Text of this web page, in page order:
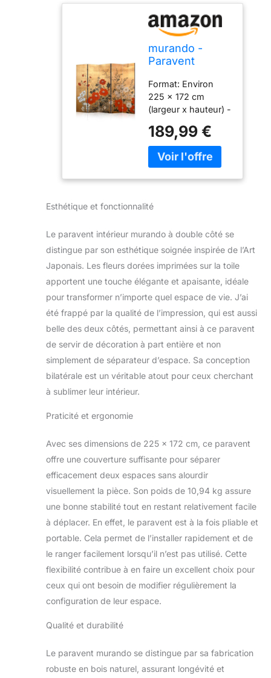
murando -
Paravent
Intérieur à
Deux Côtés,
Fleurs, 225x172
cm
Format: Environ
225 x 172 cm
(largeur x hauteur) -
environ 45 x 172
cm) – paravent
bilatéral, cloison de
Disponible dans
de couleurs et de
motifs. Impression
bilatérale: Couleurs
lumière et inodores.
Le paravent
présente le même
motif des deux
côtés, assurant une
apparence
cohérente et
élégante sous tous
ou le bureau.
paravent offre une
intimité immédiate
en tout lieu. Idéal
comme cloison, il
est parfait pour
espaces, créer des
coins privés pour
travailler ou se
détendre, ainsi que
comme élément
décoratif. Mobilité:
de placement dans
n'importe quel
189,99 €
Esthétique et fonctionnalité
Le paravent intérieur murando à double côté se
distingue par son esthétique soignée inspirée de l’Art
Japonais. Les fleurs dorées imprimées sur la toile
apportent une touche élégante et apaisante, idéale
pour transformer n’importe quel espace de vie. J’ai
été frappé par la qualité de l’impression, qui est aussi
belle des deux côtés, permettant ainsi à ce paravent
de servir de décoration à part entière et non
simplement de séparateur d’espace. Sa conception
bilatérale est un véritable atout pour ceux cherchant
à sublimer leur intérieur.
Praticité et ergonomie
Avec ses dimensions de 225 x 172 cm, ce paravent
offre une couverture suffisante pour séparer
efficacement deux espaces sans alourdir
visuellement la pièce. Son poids de 10,94 kg assure
une bonne stabilité tout en restant relativement facile
à déplacer. En effet, le paravent est à la fois pliable et
portable. Cela permet de l’installer rapidement et de
le ranger facilement lorsqu’il n’est pas utilisé. Cette
flexibilité contribue à en faire un excellent choix pour
ceux qui ont besoin de modifier régulièrement la
configuration de leur espace.
Qualité et durabilité
Le paravent murando se distingue par sa fabrication
robuste en bois naturel, assurant longévité et